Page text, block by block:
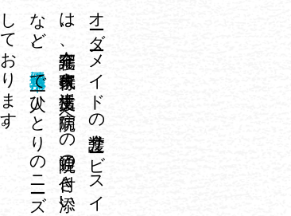
オ
ーダ
ーメ
イ
ド
の
介護サ
ービ
ス
イ
チ
ロ
ウ
は
、
在宅介護、
家事代行、
生活支援、
病院へ
の
通院の
付き
添い
や
外出の
お
手伝い
な
ど
、
し
。